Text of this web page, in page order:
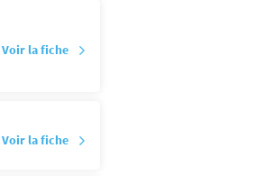
Voir la fiche
Voir la fiche